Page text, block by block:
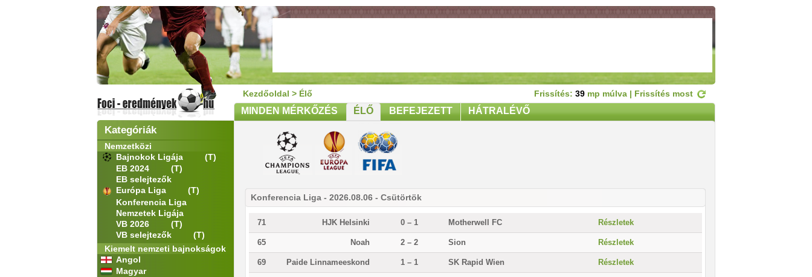
Kategóriák
Nemzetközi
Bajnokok Ligája
(T)
EB 2024
(T)
EB selejtezők
Európa Liga
(T)
Konferencia Liga
Nemzetek Ligája
VB 2026
(T)
VB selejtezők
(T)
Kiemelt nemzeti bajnokságok
Angol
Magyar
Kezdőoldal > Élő Frissítés: 39 mp múlva | Frissítés most
MINDEN MÉRKŐZÉS ÉLŐ BEFEJEZETT HÁTRALÉVŐ
Konferencia Liga - 2026.08.06 - Csütörtök
71 HJK Helsinki 0 – 1 Motherwell FC Részletek
65 Noah 2 – 2 Sion Részletek
69 Paide Linnameeskond 1 – 1 SK Rapid Wien Részletek